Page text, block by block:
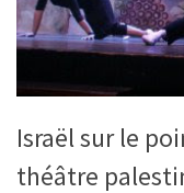
Israël sur le
théâtre